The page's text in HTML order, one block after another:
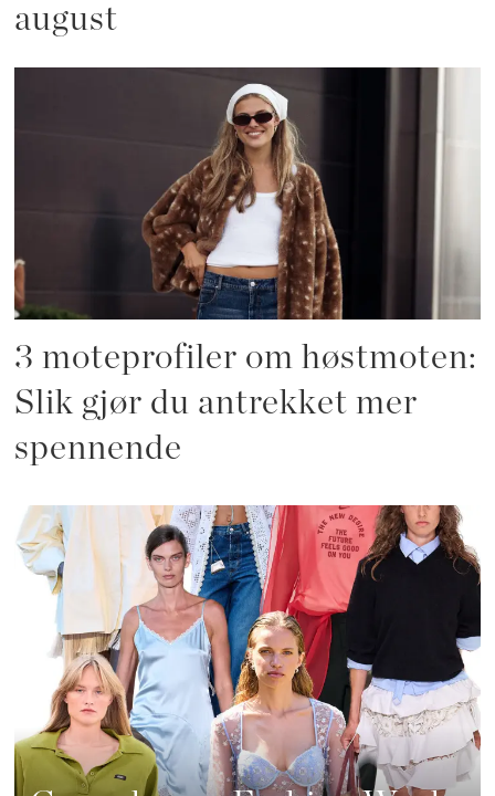
august
3 moteprofiler om høstmoten:
Slik gjør du antrekket mer
spennende